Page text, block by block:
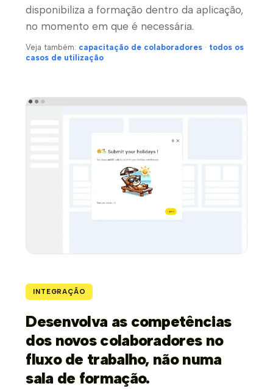
disponibiliza a formação dentro da aplicação,
no momento em que é necessária.
Veja também: capacitação de colaboradores · todos os
casos de utilização
INTEGRAÇÃO
Desenvolva as competências
dos novos colaboradores no
fluxo de trabalho, não numa
sala de formação.